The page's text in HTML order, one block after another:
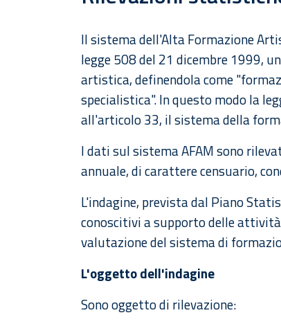
Il sistema dell'Alta Formazione
legge 508 del 21 dicembre 1999,
artistica, definendola come
specialistica". In questo modo la
all'articolo 33, il sistema della
I dati sul sistema AFAM sono
annuale, di carattere censuario,
L'indagine, prevista dal Piano
conoscitivi a supporto delle
valutazione del sistema di
L'oggetto dell'indagine
Sono oggetto di rilevazione: